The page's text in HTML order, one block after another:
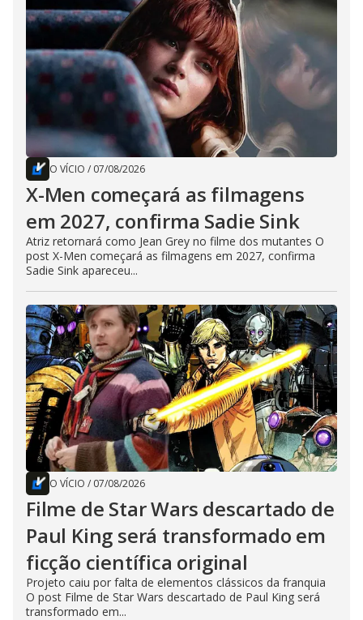
O VÍCIO / 07/08/2026
X-Men começará as filmagens
em 2027, confirma Sadie Sink
Atriz retornará como Jean Grey no filme dos mutantes O
post X-Men começará as filmagens em 2027, confirma
Sadie Sink apareceu...
O VÍCIO / 07/08/2026
Filme de Star Wars descartado de
Paul King será transformado em
ficção científica original
Projeto caiu por falta de elementos clássicos da franquia
O post Filme de Star Wars descartado de Paul King será
transformado em...